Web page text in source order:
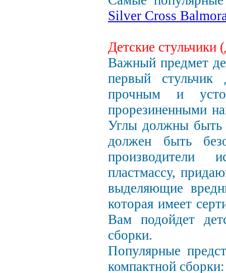
Silver Cross
Детские стульчики
Важный предмет
первый
прочным и
прорезиненными
Углы должны быть
должен быть
производители
пластмассу,
выделяющие
которая имеет
Вам подойдет
сборки.
Популярные
компактной